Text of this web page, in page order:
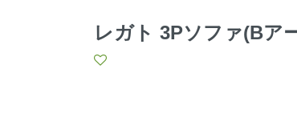
レガト 3Pソファ(Bア